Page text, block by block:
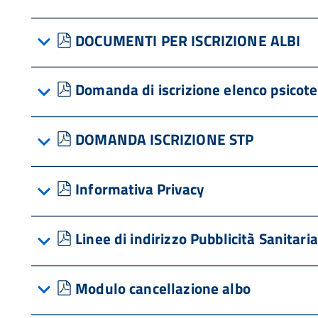
pdf
DOCUMENTI PER ISCRIZIONE ALBI
pdf
Domanda di iscrizione elenco
pdf
DOMANDA ISCRIZIONE STP
pdf
Informativa Privacy
pdf
Linee di indirizzo Pubblicità Sanitaria
pdf
Modulo cancellazione albo